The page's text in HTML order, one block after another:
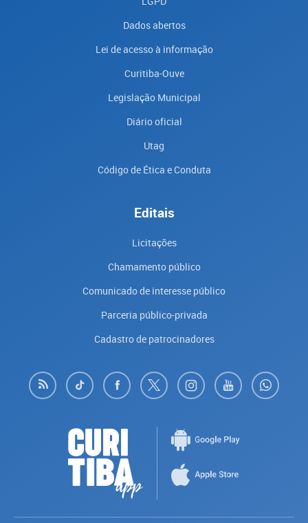
Dados abertos
Lei de acesso à informação
Curitiba-Ouve
Legislação Municipal
Diário oficial
Utag
Código de Ética e Conduta
Editais
Licitações
Chamamento público
Comunicado de interesse público
Parceria público-privada
Cadastro de patrocinadores